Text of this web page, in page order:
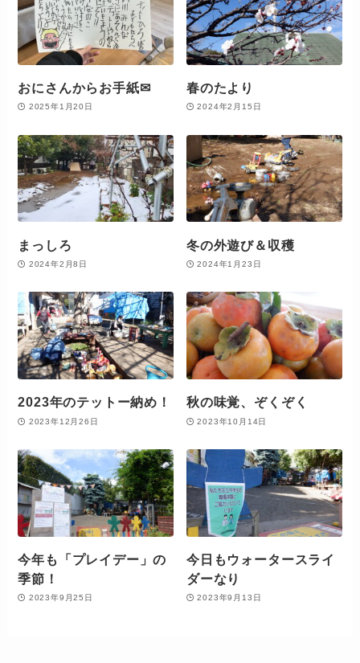
おにさんからお手紙✉
2025年1月20日
春のたより
2024年2月15日
まっしろ
2024年2月8日
冬の外遊び＆収穫
2024年1月23日
2023年のテットー納め！
2023年12月26日
秋の味覚、ぞくぞく
2023年10月14日
今年も「プレイデー」の
季節！
2023年9月25日
今日もウォータースライ
ダーなり
2023年9月13日